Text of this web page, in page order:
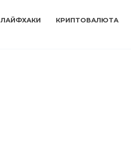
ЛАЙФХАКИ КРИПТОВАЛЮТА